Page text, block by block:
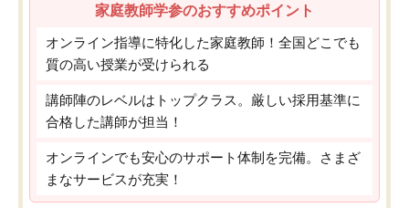
家庭教師学参のおすすめポイント
オンライン指導に特化した家庭教師！全国どこでも
質の高い授業が受けられる
講師陣のレベルはトップクラス。厳しい採用基準に
合格した講師が担当！
オンラインでも安心のサポート体制を完備。さまざ
まなサービスが充実！